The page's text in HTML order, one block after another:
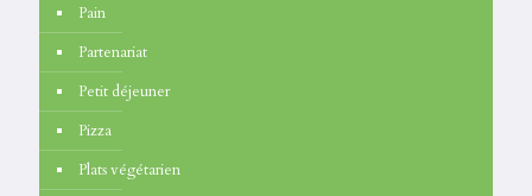
Pain
Partenariat
Petit déjeuner
Pizza
Plats végétarien